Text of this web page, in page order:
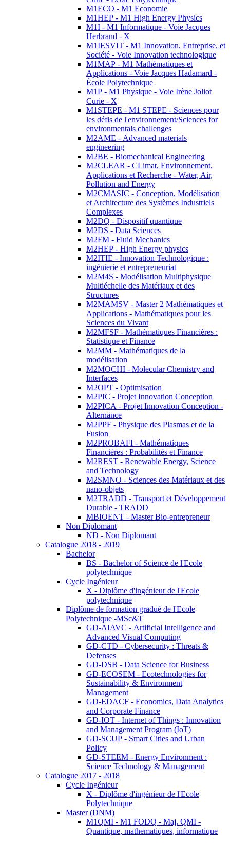
M1ECO - M1 Economie
M1HEP - M1 High Energy Physics
M1I - M1 Informatique - Voie Jacques
Herbrand - X
M1IESVIT - M1 Innovation, Entreprise, et
Société - Voie Innovation technologique
M1MAP - M1 Mathématiques et
Applications - Voie Jacques Hadamard -
École Polytechnique
M1P - M1 Physique - Voie Irène Joliot
Curie - X
M1STEPE - M1 STEPE - Sciences pour
les défis de l'environnement/Sciences for
environmentals challenges
M2AME - Advanced materials
engineering
M2BE - Biomechanical Engineering
M2CLEAR - CLimat, Environnement,
Applications et Recherche - Water, Air,
Pollution and Energy
M2CMASIC - Conception, Modélisation
et Architecture des Systèmes Industriels
Complexes
M2DQ - Dispositif quantique
M2DS - Data Sciences
M2FM - Fluid Mechanics
M2HEP - High Energy physics
M2ITIE - Innovation Technologique :
ingénierie et entrepreneuriat
M2M4S - Modélisation Multiphysique
Multiéchelle des Matériaux et des
Structures
M2MAMSV - Master 2 Mathématiques et
Applications - Mathématiques pour les
Sciences du Vivant
M2MFSF - Mathématiques Financières :
Statistique et Finance
M2MM - Mathématiques de la
modélisation
M2MOCHI - Molecular Chemistry and
Interfaces
M2OPT - Optimisation
M2PIC - Projet Innovation Conception
M2PICA - Projet Innovation Conception -
Alternance
M2PPF - Physique des Plasmas et de la
Fusion
M2PROBAFI - Mathématiques
Financières : Probabilités et Finance
M2REST - Renewable Energy, Science
and Technology
M2SMNO - Sciences des Matériaux et des
nano-objets
M2TRADD - Transport et Développement
Durable - TRADD
MBIOENT - Master Bio-entrepreneur
Non Diplomant
ND - Non Diplomant
Catalogue 2018 - 2019
Bachelor
BS - Bachelor of Science de l'Ecole
polytechnique
Cycle Ingénieur
X - Diplôme d'ingénieur de l'Ecole
polytechnique
Diplôme de formation gradué de l'Ecole
Polytechnique -MSc&T
GD-AIAVC - Artificial Intelligence and
Advanced Visual Computing
GD-CTD - Cybersecurity : Threats &
Defenses
GD-DSB - Data Science for Business
GD-ECOSEM - Ecotechnologies for
Sustainability & Environment
Management
GD-EDACF - Economics, Data Analytics
and Corporate Finance
GD-IOT - Internet of Things : Innovation
and Management Program (IoT)
GD-SCUP - Smart Cities and Urban
Policy
GD-STEEM - Energy Environment :
Science Technology & Management
Catalogue 2017 - 2018
Cycle Ingénieur
X - Diplôme d'ingénieur de l'Ecole
Polytechnique
Master (DNM)
M1QMI - M1 FODQ - Maj. QMI -
Quantique, mathematiques, informatique